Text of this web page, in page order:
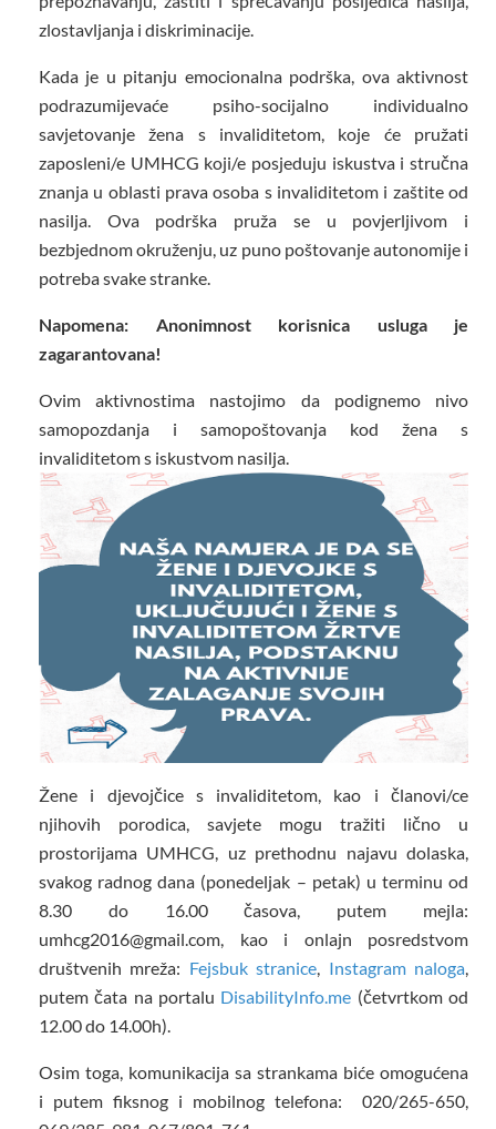
zlostavljanja i diskriminacije.
Kada je u pitanju emocionalna podrška, ova aktivnost
podrazumijevaće psiho-socijalno individualno
savjetovanje žena s invaliditetom, koje će pružati
zaposleni/e UMHCG koji/e posjeduju iskustva i stručna
znanja u oblasti prava osoba s invaliditetom i zaštite od
nasilja. Ova podrška pruža se u povjerljivom i
bezbjednom okruženju, uz puno poštovanje autonomije i
potreba svake stranke.
Napomena: Anonimnost korisnica usluga je
zagarantovana!
Ovim aktivnostima nastojimo da podignemo nivo
samopozdanja i samopoštovanja kod žena s
invaliditetom s iskustvom nasilja.
Žene i djevojčice s invaliditetom, kao i članovi/ce
njihovih porodica, savjete mogu tražiti lično u
prostorijama UMHCG, uz prethodnu najavu dolaska,
svakog radnog dana (ponedeljak – petak) u terminu od
8.30 do 16.00 časova, putem mejla:
umhcg2016@gmail.com, kao i onlajn posredstvom
društvenih mreža: Fejsbuk stranice, Instagram naloga,
putem čata na portalu DisabilityInfo.me (četvrtkom od
12.00 do 14.00h).
Osim toga, komunikacija sa strankama biće omogućena
i putem fiksnog i mobilnog telefona: 020/265-650,